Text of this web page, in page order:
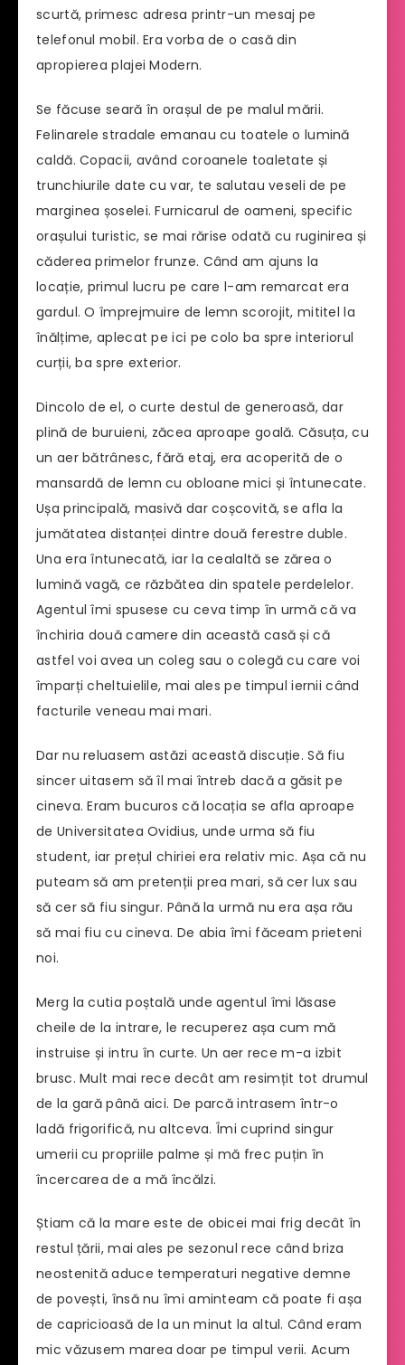
scurtă, primesc adresa printr-un mesaj pe
telefonul mobil. Era vorba de o casă din
apropierea plajei Modern.
Se făcuse seară în orașul de pe malul mării.
Felinarele stradale emanau cu toatele o lumină
caldă. Copacii, având coroanele toaletate și
trunchiurile date cu var, te salutau veseli de pe
marginea șoselei. Furnicarul de oameni, specific
orașului turistic, se mai rărise odată cu ruginirea și
căderea primelor frunze. Când am ajuns la
locație, primul lucru pe care l-am remarcat era
gardul. O împrejmuire de lemn scorojit, mititel la
înălțime, aplecat pe ici pe colo ba spre interiorul
curții, ba spre exterior.
Dincolo de el, o curte destul de generoasă, dar
plină de buruieni, zăcea aproape goală. Căsuța, cu
un aer bătrânesc, fără etaj, era acoperită de o
mansardă de lemn cu obloane mici și întunecate.
Ușa principală, masivă dar coșcovită, se afla la
jumătatea distanței dintre două ferestre duble.
Una era întunecată, iar la cealaltă se zărea o
lumină vagă, ce răzbătea din spatele perdelelor.
Agentul îmi spusese cu ceva timp în urmă că va
închiria două camere din această casă și că
astfel voi avea un coleg sau o colegă cu care voi
împarți cheltuielile, mai ales pe timpul iernii când
facturile veneau mai mari.
Dar nu reluasem astăzi această discuție. Să fiu
sincer uitasem să îl mai întreb dacă a găsit pe
cineva. Eram bucuros că locația se afla aproape
de Universitatea Ovidius, unde urma să fiu
student, iar prețul chiriei era relativ mic. Așa că nu
puteam să am pretenții prea mari, să cer lux sau
să cer să fiu singur. Până la urmă nu era așa rău
să mai fiu cu cineva. De abia îmi făceam prieteni
noi.
Merg la cutia poștală unde agentul îmi lăsase
cheile de la intrare, le recuperez așa cum mă
instruise și intru în curte. Un aer rece m-a izbit
brusc. Mult mai rece decât am resimțit tot drumul
de la gară până aici. De parcă intrasem într-o
ladă frigorifică, nu altceva. Îmi cuprind singur
umerii cu propriile palme și mă frec puțin în
încercarea de a mă încălzi.
Știam că la mare este de obicei mai frig decât în
restul țării, mai ales pe sezonul rece când briza
neostenită aduce temperaturi negative demne
de povești, însă nu îmi aminteam că poate fi așa
de capricioasă de la un minut la altul. Când eram
mic văzusem marea doar pe timpul verii. Acum